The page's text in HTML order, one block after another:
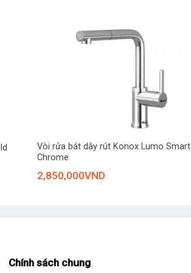
gian.
Vòi rửa bát dây rút Konox Lumo Smart
Chrome
2,850,000VND
Chính sách chung